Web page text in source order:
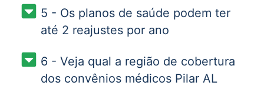
5 - Os planos de saúde podem ter
até 2 reajustes por ano
6 - Veja qual a região de cobertura
dos convênios médicos Pilar AL